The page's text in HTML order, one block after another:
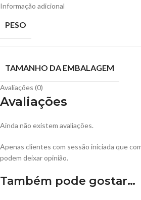
Informação adicional
PESO
TAMANHO DA EMBALAGEM
Avaliações (0)
Avaliações
Ainda não existem avaliações.
Apenas clientes com sessão iniciada que
podem deixar opinião.
Também pode gostar…